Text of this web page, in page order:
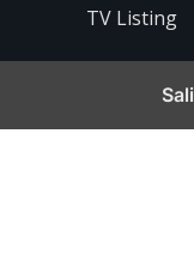
TV Listing